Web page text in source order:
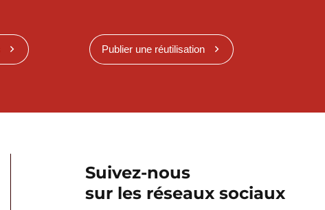
Publier une réutilisation
Suivez-nous
sur les réseaux sociaux